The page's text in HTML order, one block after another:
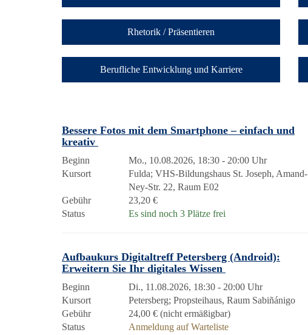
Rhetorik / Präsentieren
Berufliche Entwicklung und Karriere
Bessere Fotos mit dem Smartphone – einfach und
kreativ
Beginn
Mo., 10.08.2026, 18:30 - 20:00 Uhr
Kursort
Fulda; VHS-Bildungshaus St. Joseph, Amand-
Ney-Str. 22, Raum E02
Gebühr
23,20 €
Status
Es sind noch 3 Plätze frei
Aufbaukurs Digitaltreff Petersberg (Android):
Erweitern Sie Ihr digitales Wissen
Beginn
Di., 11.08.2026, 18:30 - 20:00 Uhr
Kursort
Petersberg; Propsteihaus, Raum Sabiñánigo
Gebühr
24,00 € (nicht ermäßigbar)
Status
Anmeldung auf Warteliste